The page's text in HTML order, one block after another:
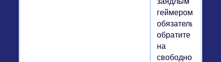
геймером,
обязательно
обратите
на
свободное